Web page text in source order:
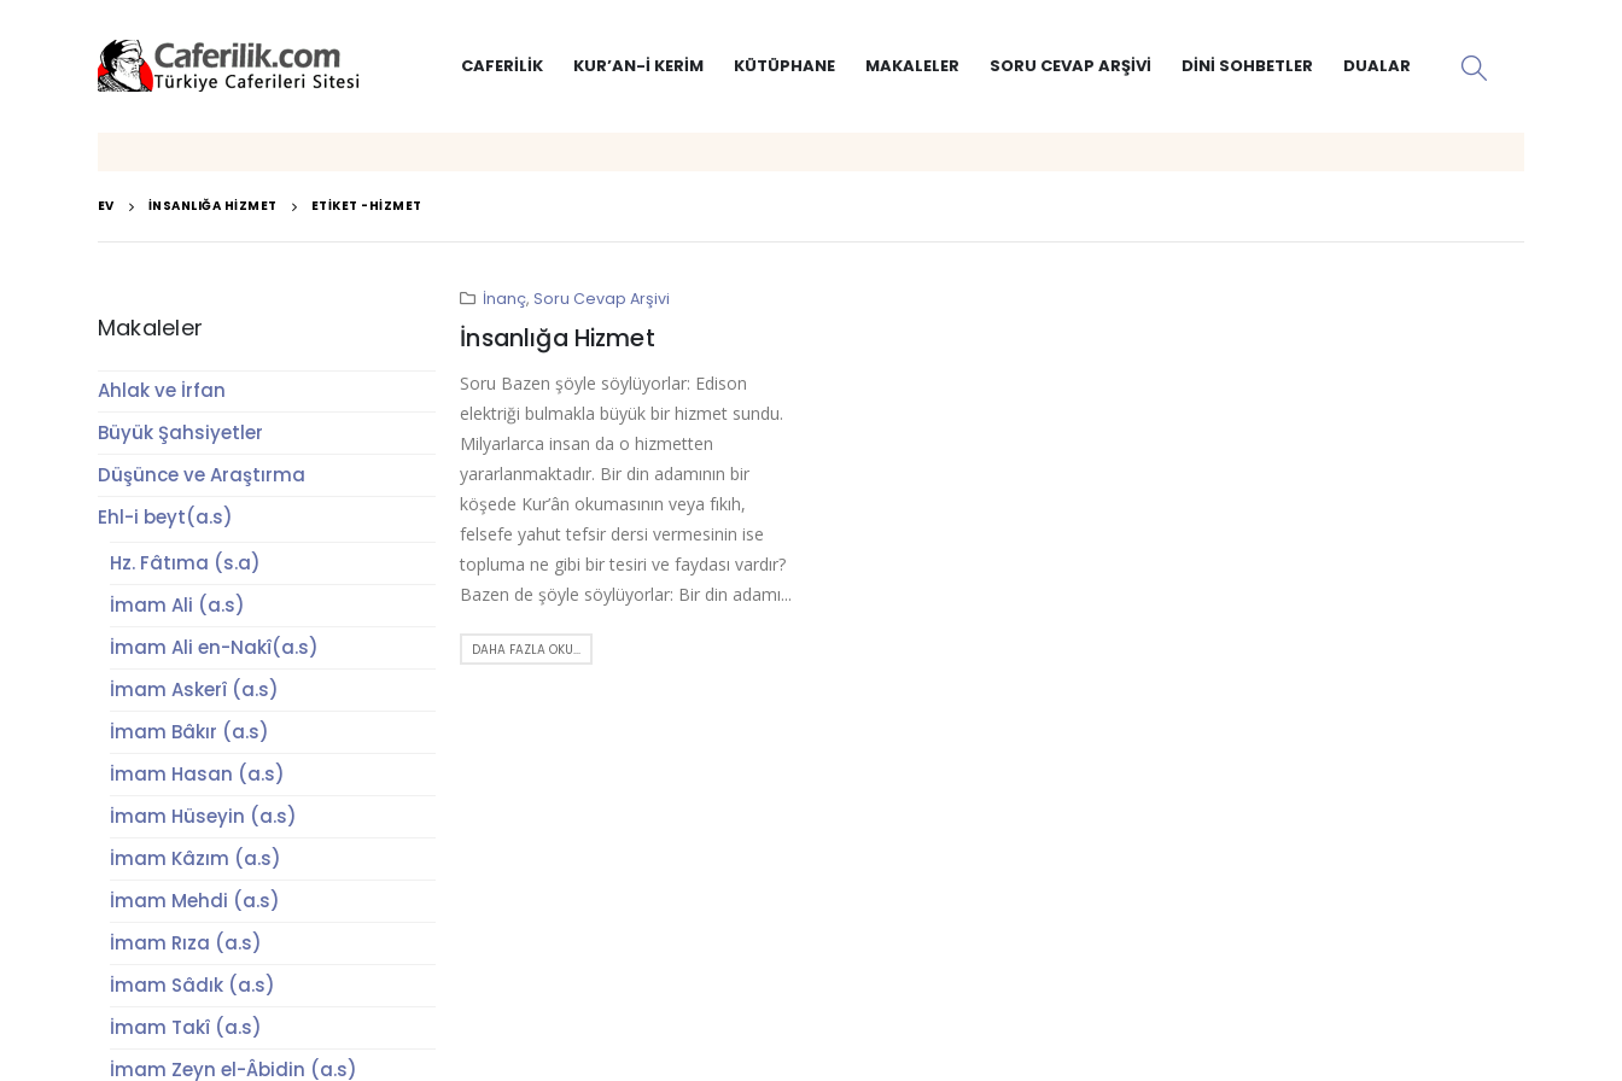
CAFERILIK KUR’AN-I KERIM KÜTÜPHANE MAKALELER SORU CEVAP ARŞIVI DINI SOHBETLER DUALAR
EV İNSANLIĞA HIZMET ETIKET - HIZMET
İnanç, Soru Cevap Arşivi
İnsanlığa Hizmet
Soru Bazen şöyle söylüyorlar: Edison
elektriği bulmakla büyük bir hizmet sundu.
Milyarlarca insan da o hizmetten
yararlanmaktadır. Bir din adamının bir
köşede Kur’ân okumasının veya fıkıh,
felsefe yahut tefsir dersi vermesinin ise
topluma ne gibi bir tesiri ve faydası vardır?
Bazen de şöyle söylüyorlar: Bir din adamı...
DAHA FAZLA OKU...
Makaleler
Ahlak ve İrfan
Büyük Şahsiyetler
Düşünce ve Araştırma
Ehl-i beyt(a.s)
Hz. Fâtıma (s.a)
İmam Ali (a.s)
İmam Ali en-Nakî(a.s)
İmam Askerî (a.s)
İmam Bâkır (a.s)
İmam Hasan (a.s)
İmam Hüseyin (a.s)
İmam Kâzım (a.s)
İmam Mehdi (a.s)
İmam Rıza (a.s)
İmam Sâdık (a.s)
İmam Takî (a.s)
İmam Zeyn el-Âbidin (a.s)